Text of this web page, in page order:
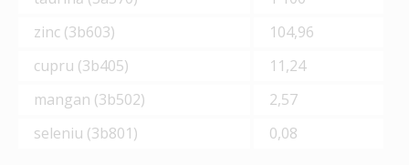
zinc (3b603)
104,96
cupru (3b405)
11,24
mangan (3b502)
2,57
seleniu (3b801)
0,08